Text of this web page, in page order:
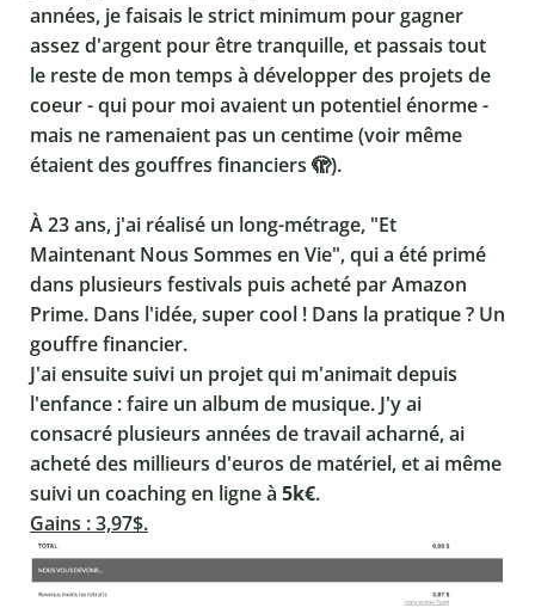
années, je faisais le strict minimum pour gagner
assez d'argent pour être tranquille, et passais tout
le reste de mon temps à développer des projets de
coeur - qui pour moi avaient un potentiel énorme -
mais ne ramenaient pas un centime (voir même
étaient des gouffres financiers 🫣).
À 23 ans, j'ai réalisé un long-métrage, "Et
Maintenant Nous Sommes en Vie", qui a été primé
dans plusieurs festivals puis acheté par Amazon
Prime. Dans l'idée, super cool ! Dans la pratique ? Un
gouffre financier.
J'ai ensuite suivi un projet qui m'animait depuis
l'enfance : faire un album de musique. J'y ai
consacré plusieurs années de travail acharné, ai
acheté des millieurs d'euros de matériel, et ai même
suivi un coaching en ligne à 5k€.
Gains : 3,97$.